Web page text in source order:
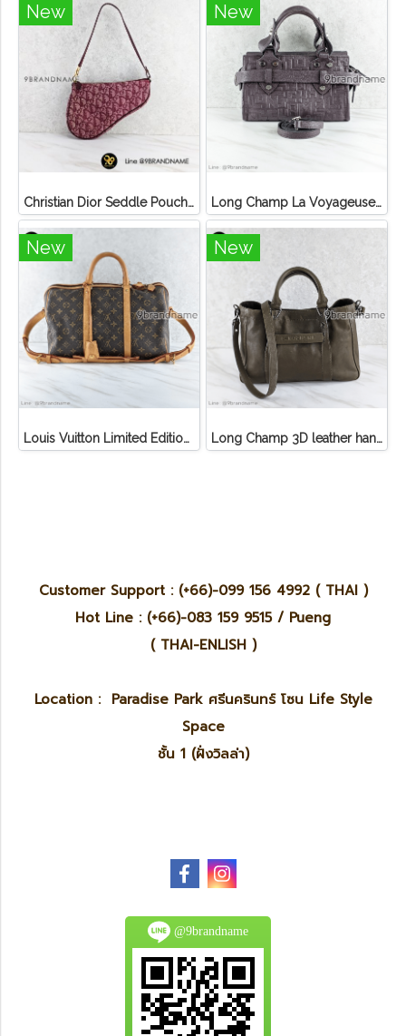
New
Christian Dior Seddle Pouch Accessory Hand Bag
New
Long Champ La Voyageuse Bag Leather
New
Louis Vuitton Limited Edition Monogram Canvas Sofia Coppola SC Bag
New
Long Champ 3D leather handbag
Customer Support : (+66)-099 156 4992 ( THAI )
Hot Line : (+66)-083 159 9515 / Pueng
( THAI-ENLISH )
Location : Paradise Park ศรีนครินทร์ โซน Life Style
Space
ชั้น 1 (ฝั่งวิลล่า)
@9brandname